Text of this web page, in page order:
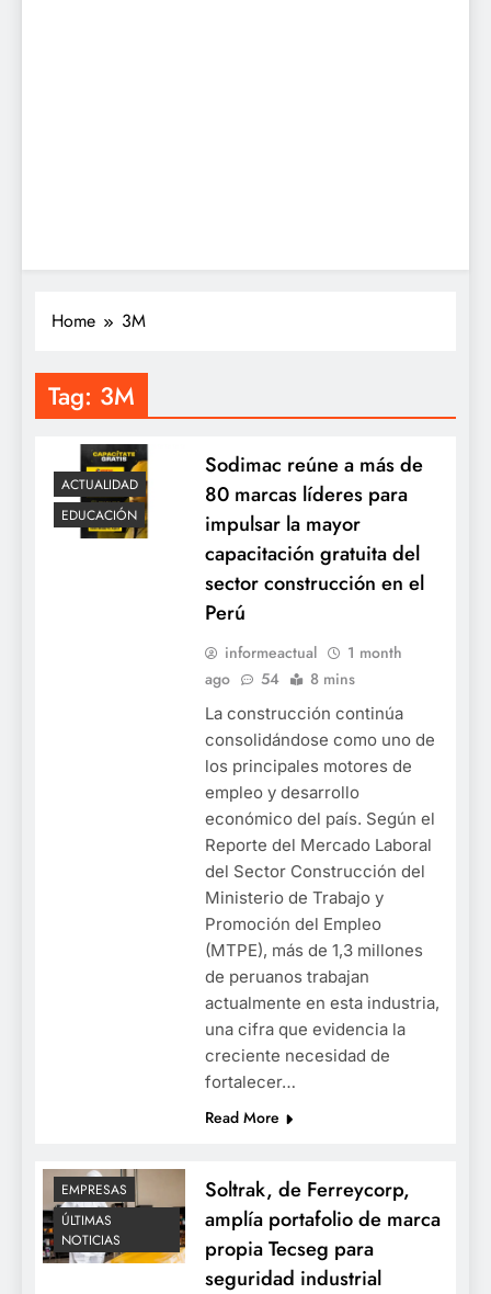
Home 3M
Tag: 3M
ACTUALIDAD
EDUCACIÓN
Sodimac reúne a más de
80 marcas líderes para
impulsar la mayor
capacitación gratuita del
sector construcción en el
Perú
informeactual
1 month
ago
54 8 mins
La construcción continúa
consolidándose como uno de
los principales motores de
empleo y desarrollo
económico del país. Según el
Reporte del Mercado Laboral
del Sector Construcción del
Ministerio de Trabajo y
Promoción del Empleo
(MTPE), más de 1,3 millones
de peruanos trabajan
actualmente en esta industria,
una cifra que evidencia la
creciente necesidad de
fortalecer…
Read More
EMPRESAS
ÚLTIMAS
NOTICIAS
Soltrak, de Ferreycorp,
amplía portafolio de marca
propia Tecseg para
seguridad industrial